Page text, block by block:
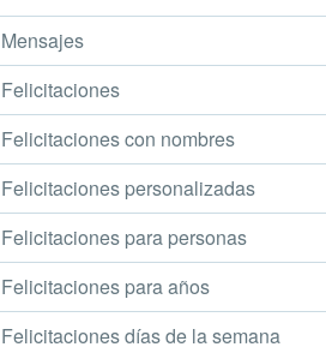
Mensajes
Felicitaciones
Felicitaciones con nombres
Felicitaciones personalizadas
Felicitaciones para personas
Felicitaciones para años
Felicitaciones días de la semana